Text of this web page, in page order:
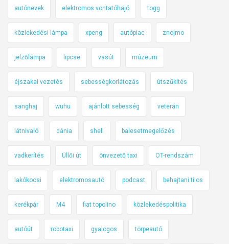
autónevek elektromos vontatóhajó togg
közlekedési lámpa xpeng autópiac znojmo
jelzőlámpa lipcse vasút múzeum
éjszakai vezetés sebességkorlátozás útszűkítés
sanghaj wuhu ajánlott sebesség veterán
látnivaló dánia shell balesetmegelőzés
vadkerítés Üllői út önvezető taxi OT-rendszám
lakókocsi elektromosautó podcast behajtani tilos
kerékpár M4 fiat topolino közlekedéspolitika
autóút robotaxi gyalogos törpeautó